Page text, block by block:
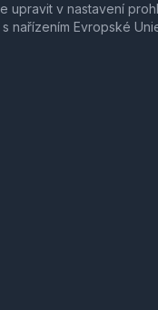
upravit v nastavení
nařízením Evropské